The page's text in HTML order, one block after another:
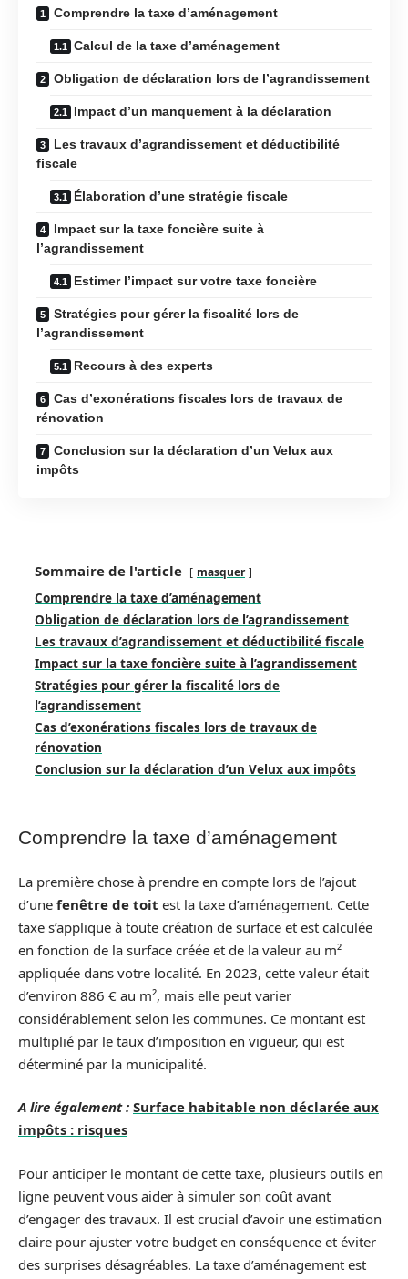
Comprendre la taxe d’aménagement
Calcul de la taxe d’aménagement
Obligation de déclaration lors de l’agrandissement
Impact d’un manquement à la déclaration
Les travaux d’agrandissement et déductibilité
fiscale
Élaboration d’une stratégie fiscale
Impact sur la taxe foncière suite à
l’agrandissement
Estimer l’impact sur votre taxe foncière
Stratégies pour gérer la fiscalité lors de
l’agrandissement
Recours à des experts
Cas d’exonérations fiscales lors de travaux de
rénovation
Conclusion sur la déclaration d’un Velux aux
impôts
Sommaire de l'article masquer
Comprendre la taxe d’aménagement
Obligation de déclaration lors de l’agrandissement
Les travaux d’agrandissement et déductibilité fiscale
Impact sur la taxe foncière suite à l’agrandissement
Stratégies pour gérer la fiscalité lors de
l’agrandissement
Cas d’exonérations fiscales lors de travaux de
rénovation
Conclusion sur la déclaration d’un Velux aux impôts
Comprendre la taxe d’aménagement
La première chose à prendre en compte lors de l’ajout
d’une fenêtre de toit est la taxe d’aménagement. Cette
taxe s’applique à toute création de surface et est calculée
en fonction de la surface créée et de la valeur au m²
appliquée dans votre localité. En 2023, cette valeur était
d’environ 886 € au m², mais elle peut varier
considérablement selon les communes. Ce montant est
multiplié par le taux d’imposition en vigueur, qui est
déterminé par la municipalité.
A lire également : Surface habitable non déclarée aux
impôts : risques
Pour anticiper le montant de cette taxe, plusieurs outils en
ligne peuvent vous aider à simuler son coût avant
d’engager des travaux. Il est crucial d’avoir une estimation
claire pour ajuster votre budget en conséquence et éviter
des surprises désagréables. La taxe d’aménagement est